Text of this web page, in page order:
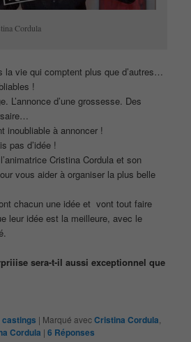
Cordula
la vie qui comptent plus que d’autres…
!
L’annonce d’une grossesse. Des
inoubliable à annoncer !
pas d’idée !
Cristina Cordula et son
vous aider à organiser la plus belle
chacun une idée et vont tout faire
leur idée est la meilleure, avec le
sera-t-il aussi exceptionnel que
| Marqué avecCristina Cordula
Cordula |6 Réponses